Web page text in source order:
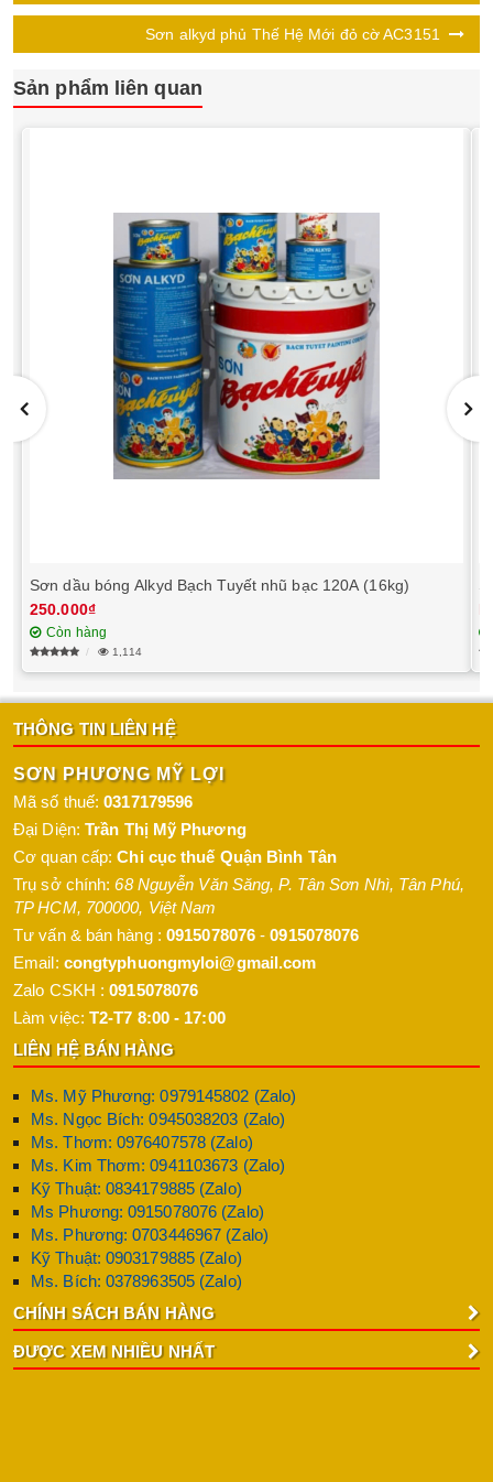
Sơn alkyd phủ Thế Hệ Mới đỏ cờ AC3151
Sản phẩm liên quan
Sơn dầu bóng Alkyd Bạch Tuyết nhũ bạc 120A (16kg)
250.000₫
Còn hàng
1,114
THÔNG TIN LIÊN HỆ
SƠN PHƯƠNG MỸ LỢI
Mã số thuế:0317179596
Đại Diện: Trần Thị Mỹ Phương
Cơ quan cấp:Chi cục thuế Quận Bình Tân
Trụ sở chính:68 Nguyễn Văn Săng, P. Tân Sơn Nhì, Tân Phú,
TP HCM, 700000, Việt Nam
Tư vấn & bán hàng : 0915078076 -0915078076
Email: congtyphuongmyloi@gmail.com
Zalo CSKH :0915078076
Làm việc: T2-T7 8:00 - 17:00
LIÊN HỆ BÁN HÀNG
Ms. Mỹ Phương: 0979145802 (Zalo)
Ms. Ngọc Bích: 0945038203 (Zalo)
Ms. Thơm: 0976407578 (Zalo)
Ms. Kim Thơm: 0941103673 (Zalo)
Kỹ Thuật: 0834179885 (Zalo)
Ms Phương: 0915078076 (Zalo)
Ms. Phương: 0703446967 (Zalo)
Kỹ Thuật: 0903179885 (Zalo)
Ms. Bích: 0378963505 (Zalo)
CHÍNH SÁCH BÁN HÀNG
ĐƯỢC XEM NHIỀU NHẤT